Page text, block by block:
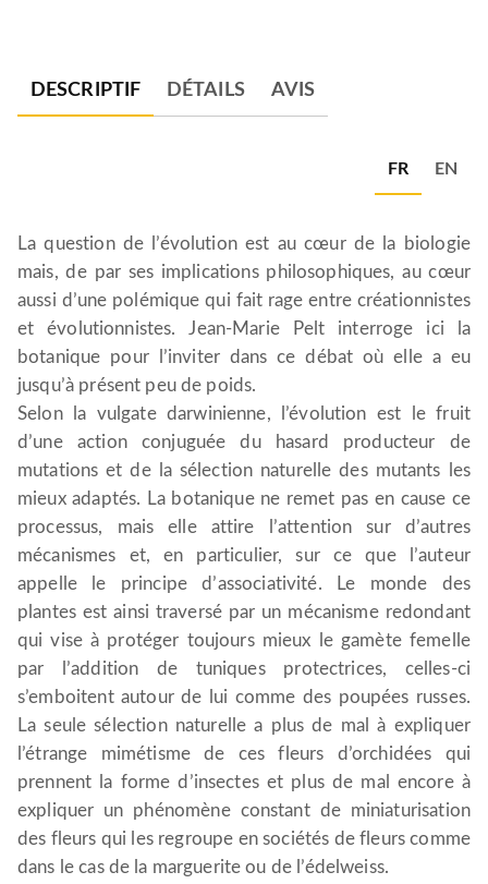
DESCRIPTIF DÉTAILS AVIS
FR EN
La question de l’évolution est au cœur de la biologie
mais, de par ses implications philosophiques, au cœur
aussi d’une polémique qui fait rage entre créationnistes
et évolutionnistes. Jean-Marie Pelt interroge ici la
botanique pour l’inviter dans ce débat où elle a eu
jusqu’à présent peu de poids.
Selon la vulgate darwinienne, l’évolution est le fruit
d’une action conjuguée du hasard producteur de
mutations et de la sélection naturelle des mutants les
mieux adaptés. La botanique ne remet pas en cause ce
processus, mais elle attire l’attention sur d’autres
mécanismes et, en particulier, sur ce que l’auteur
appelle le principe d’associativité. Le monde des
plantes est ainsi traversé par un mécanisme redondant
qui vise à protéger toujours mieux le gamète femelle
par l’addition de tuniques protectrices, celles-ci
s’emboitent autour de lui comme des poupées russes.
La seule sélection naturelle a plus de mal à expliquer
l’étrange mimétisme de ces fleurs d’orchidées qui
prennent la forme d’insectes et plus de mal encore à
expliquer un phénomène constant de miniaturisation
des fleurs qui les regroupe en sociétés de fleurs comme
dans le cas de la marguerite ou de l’édelweiss.